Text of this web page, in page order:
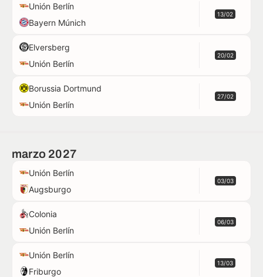
Unión Berlín
Bayern Múnich
13/02
Elversberg
Unión Berlín
20/02
Borussia Dortmund
Unión Berlín
27/02
marzo 2027
Unión Berlín
Augsburgo
03/03
Colonia
Unión Berlín
06/03
Unión Berlín
Friburgo
13/03